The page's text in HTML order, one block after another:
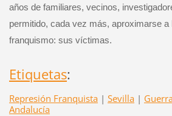
años de familiares, vecinos,
permitido, cada vez más, aproximarse a
franquismo: sus víctimas.
Etiquetas:
Represión Franquista | Sevilla |
Andalucía